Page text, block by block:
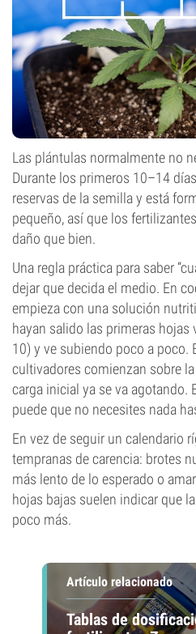
Las plántulas normalmente no
Durante los primeros 10–14
reservas de la semilla y está
pequeño, así que los
daño que bien.
Una regla práctica para saber
dejar que decida el medio. En
empieza con una solución
hayan salido las primeras hojas
10) y ve subiendo poco a poco.
cultivadores comienzan sobre
carga inicial ya se va agotando.
puede que no necesites nada
En vez de seguir un calendario
tempranas de carencia: brotes
más lento de lo esperado o
hojas bajas suelen indicar que
poco más.
Artículo relacionado
Tablas de